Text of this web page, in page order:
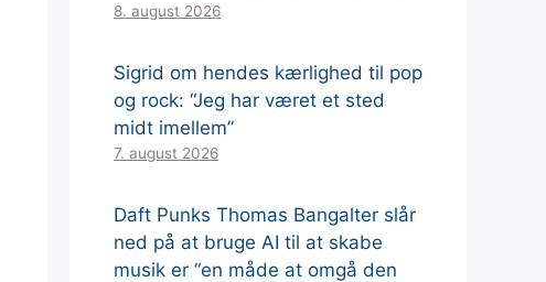
8. august 2026
Sigrid om hendes kærlighed til pop
og rock: “Jeg har været et sted
midt imellem”
7. august 2026
Daft Punks Thomas Bangalter slår
ned på at bruge AI til at skabe
musik er “en måde at omgå den